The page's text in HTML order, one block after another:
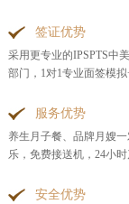
签证优势
采用更专业的IPSPTS中
部门，1对1专业面签模
服务优势
养生月子餐、品牌月嫂
乐，免费接送机，24小
安全优势